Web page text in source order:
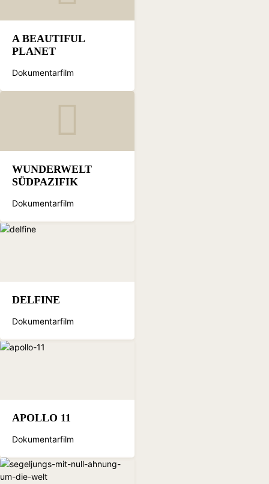
A BEAUTIFUL
PLANET
Dokumentarfilm
WUNDERWELT
SÜDPAZIFIK
Dokumentarfilm
DELFINE
Dokumentarfilm
APOLLO 11
Dokumentarfilm